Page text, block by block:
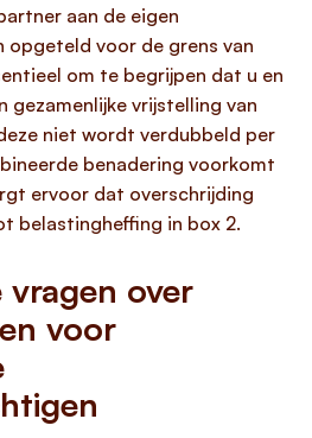
aan de eigen
opgeteld voor de grens van
om te begrijpen dat u en
gezamenlijke vrijstelling van
niet wordt verdubbeld per
benadering voorkomt
ervoor dat overschrijding
belastingheffing in box 2.
vragen over
voor